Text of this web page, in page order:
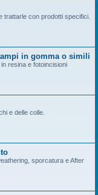
trattarle con prodotti specifici.
in gomma o simili
resina e fotoincisioni
e delle colle.
sporcatura e After